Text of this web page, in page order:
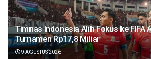
Timnas Indonesia Alih Fokus ke FIFA
Turnamen Rp17,8 Miliar
9 AGUSTUS 2026